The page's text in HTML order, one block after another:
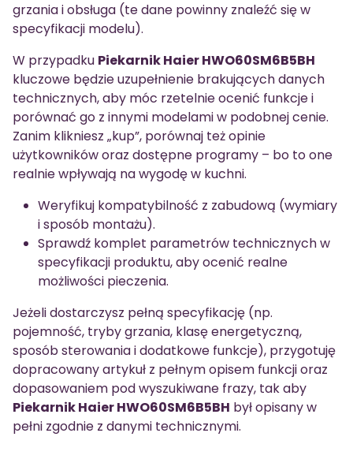
grzania i obsługa (te dane powinny znaleźć się w
specyfikacji modelu).
W przypadku Piekarnik Haier HWO60SM6B5BH
kluczowe będzie uzupełnienie brakujących danych
technicznych, aby móc rzetelnie ocenić funkcje i
porównać go z innymi modelami w podobnej cenie.
Zanim klikniesz „kup”, porównaj też opinie
użytkowników oraz dostępne programy – bo to one
realnie wpływają na wygodę w kuchni.
Weryfikuj kompatybilność z zabudową (wymiary
i sposób montażu).
Sprawdź komplet parametrów technicznych w
specyfikacji produktu, aby ocenić realne
możliwości pieczenia.
Jeżeli dostarczysz pełną specyfikację (np.
pojemność, tryby grzania, klasę energetyczną,
sposób sterowania i dodatkowe funkcje), przygotuję
dopracowany artykuł z pełnym opisem funkcji oraz
dopasowaniem pod wyszukiwane frazy, tak aby
Piekarnik Haier HWO60SM6B5BH był opisany w
pełni zgodnie z danymi technicznymi.